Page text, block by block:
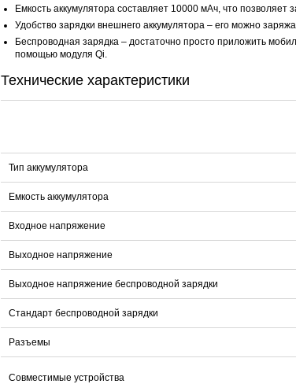
Емкость аккумулятора составляет 10000 мАч, что
Удобство зарядки внешнего аккумулятора – его можно
Беспроводная зарядка – достаточно просто приложить
помощью модуля Qi.
Технические характеристики
Тип аккумулятора
Емкость аккумулятора
Входное напряжение
Выходное напряжение
Выходное напряжение беспроводной зарядки
Стандарт беспроводной зарядки
Разъемы
Совместимые устройства